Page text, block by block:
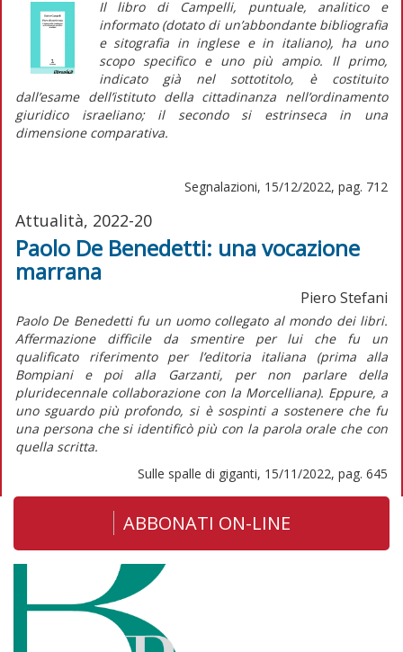
Il libro di Campelli, puntuale, analitico e
informato (dotato di un’abbondante bibliografia
e sitografia in inglese e in italiano), ha uno
scopo specifico e uno più ampio. Il primo,
indicato già nel sottotitolo, è costituito
dall’esame dell’istituto della cittadinanza nell’ordinamento
giuridico israeliano; il secondo si estrinseca in una
dimensione comparativa.
Segnalazioni, 15/12/2022, pag. 712
Attualità, 2022-20
Paolo De Benedetti: una vocazione
marrana
Piero Stefani
Paolo De Benedetti fu un uomo collegato al mondo dei libri.
Affermazione difficile da smentire per lui che fu un
qualificato riferimento per l’editoria italiana (prima alla
Bompiani e poi alla Garzanti, per non parlare della
pluridecennale collaborazione con la Morcelliana). Eppure, a
uno sguardo più profondo, si è sospinti a sostenere che fu
una persona che si identificò più con la parola orale che con
quella scritta.
Sulle spalle di giganti, 15/11/2022, pag. 645
ABBONATI ON-LINE